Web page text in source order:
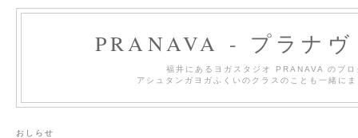
PRANAVA - プラナ
福井にあるヨガスタジオ PRANAVA のブロ
アシュタンガヨガふくいのクラスのことも一緒に
おしらせ